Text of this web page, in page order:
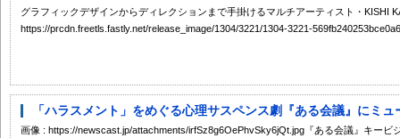
グラフィックデザインからディレクションまで手掛けるマルチアーティスト・KISHI
https://prcdn.freetls.fastly.net/release_image/1304/3221/1304-3221-
「ハラスメント」をめぐる心理サスペンス劇『ある会議』にミ
画像 : https://newscast.jp/attachments/irfSz8g6OePhvSky6jQt.jpg『ある会議』キービ